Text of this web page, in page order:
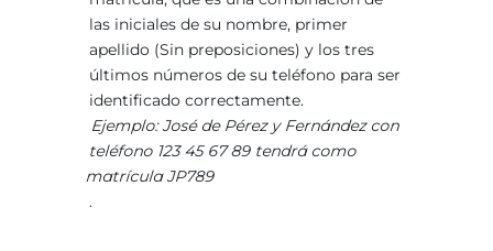
las iniciales de su nombre, primer
apellido (Sin preposiciones) y los tres
últimos números de su teléfono para ser
identificado correctamente.
Ejemplo: José de Pérez y Fernández con
teléfono 123 45 67 89 tendrá como
matrícula JP789
.